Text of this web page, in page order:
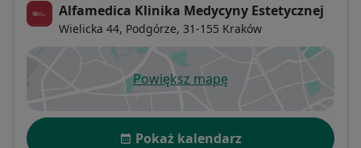
Alfamedica Klinika Medycyny Estetycznej
Wielicka 44, Podgórze, 31-155 Kraków
Powiększ mapęotwiera się w nowej karcie
Dostępność
Pokaż kalendarz